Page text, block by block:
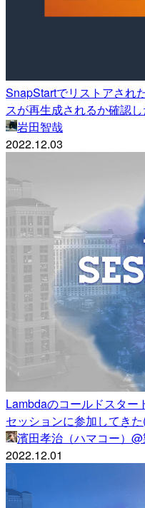
SnapStartでリストアされ
スが再生成されるか確認
岩田智哉
2022.12.03
Lambdaのコールドスター
セッションに参加してき
濱田孝治（ハマコー）
2022.12.01